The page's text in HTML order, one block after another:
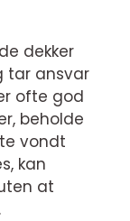
dekker
tar ansvar
ofte god
beholde
vondt
kan
at